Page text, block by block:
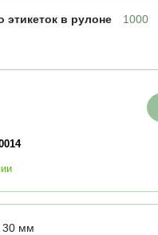
этикеток в рулоне
1000
30 мм